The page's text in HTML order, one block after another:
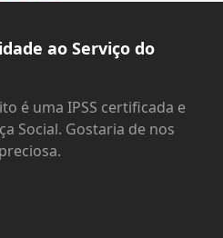
ao Serviço do
é uma IPSS certificada e
Social. Gostaria de nos